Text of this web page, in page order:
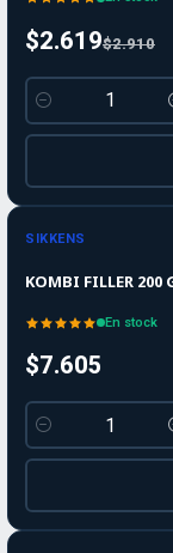
$2.619$2.910
Cantidad
SIKKENS
KOMBI FILLER 200
En stock
$7.605
Cantidad